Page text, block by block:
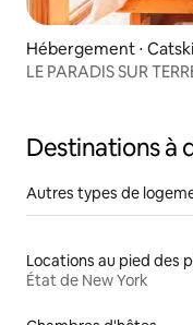
Hébergement ⋅
LE PARADIS SUR
Destinations à
Autres types de
Locations au pied des
État de New York